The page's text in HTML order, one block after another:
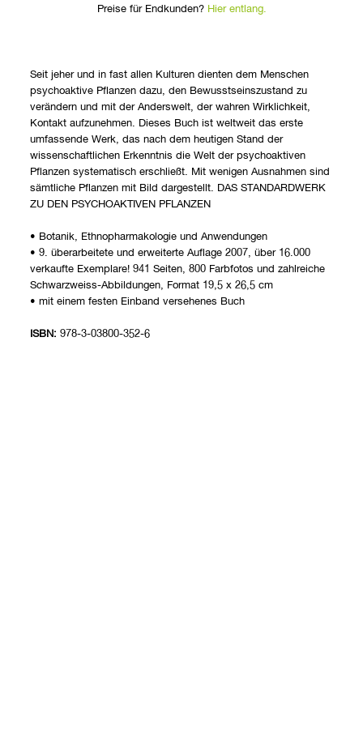
Preise für Endkunden? Hier entlang.
Seit jeher und in fast allen Kulturen dienten dem Menschen
psychoaktive Pflanzen dazu, den Bewusstseinszustand zu
verändern und mit der Anderswelt, der wahren Wirklichkeit,
Kontakt aufzunehmen. Dieses Buch ist weltweit das erste
umfassende Werk, das nach dem heutigen Stand der
wissenschaftlichen Erkenntnis die Welt der psychoaktiven
Pflanzen systematisch erschließt. Mit wenigen Ausnahmen sind
sämtliche Pflanzen mit Bild dargestellt. DAS STANDARDWERK
ZU DEN PSYCHOAKTIVEN PFLANZEN
• Botanik, Ethnopharmakologie und Anwendungen
• 9. überarbeitete und erweiterte Auflage 2007, über 16.000
verkaufte Exemplare! 941 Seiten, 800 Farbfotos und zahlreiche
Schwarzweiss-Abbildungen, Format 19,5 x 26,5 cm
• mit einem festen Einband versehenes Buch
ISBN: 978-3-03800-352-6